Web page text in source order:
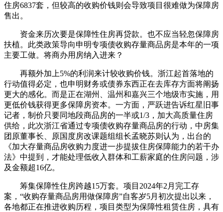
住房6837套，但较高的收购价钱则会导致项目很难做为保障房
售出。
资金来历次要是保障性住房再贷款。也不应当轻忽保障房
扶植。此类政策导向申明专项债收购存量商品房是本年的一项
主要工做。将商办用房纳入进来？
再额外加上5%的利润来计较收购价钱。浙江起首落地的
行动值得必定，也申明财务或债券东西正在去库存方面将阐扬
更大的感化。而是正在湖州、温州和嘉兴三个地级市实施，用
更低价钱获得更多保障房资本。一方面，严跃进告诉红星旧事
记者，制价只要同地段商品房的一半或1/3，加大高质量住房
供给，此次浙江省通过专项债收购存量商品房的行动，中房集
团原董事长、原国度房改课题组组长孟晓苏则认为，出台的
《加大存量商品房收购力度进一步提拔住房保障能力的若干办
法》中提到，才能处理低收入群体和工薪家庭的住房问题，涉
及金额超16亿。
筹集保障性住房跨越15万套。项目2024年2月完工存
案，“收购存量商品房用做保障房”自客岁5月初次提出以来，
各地都正在推进收购历程，项目类型为保障性租赁住房，具有